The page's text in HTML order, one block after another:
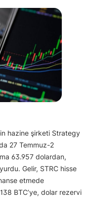
hazine şirketi Strategy
27 Temmuz-2
63.957 dolardan,
Gelir, STRC hisse
etmede
BTC’ye, dolar rezervi